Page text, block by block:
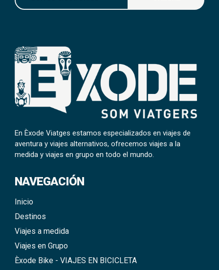
En Èxode Viatges estamos especializados en viajes de
aventura y viajes alternativos, ofrecemos viajes a la
medida y viajes en grupo en todo el mundo.
NAVEGACIÓN
Inicio
Destinos
Viajes a medida
Viajes en Grupo
Èxode Bike - VIAJES EN BICICLETA